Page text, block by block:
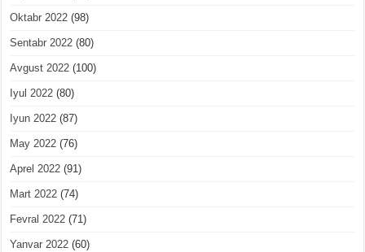
Oktabr 2022 (98)
Sentabr 2022 (80)
Avgust 2022 (100)
Iyul 2022 (80)
Iyun 2022 (87)
May 2022 (76)
Aprel 2022 (91)
Mart 2022 (74)
Fevral 2022 (71)
Yanvar 2022 (60)